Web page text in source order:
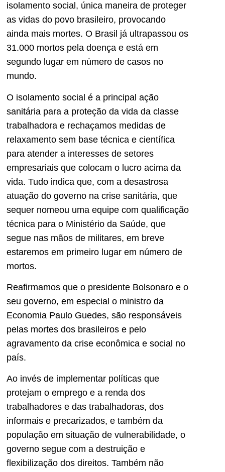
isolamento social, única maneira de proteger
as vidas do povo brasileiro, provocando
ainda mais mortes. O Brasil já ultrapassou os
31.000 mortos pela doença e está em
segundo lugar em número de casos no
mundo.
O isolamento social é a principal ação
sanitária para a proteção da vida da classe
trabalhadora e rechaçamos medidas de
relaxamento sem base técnica e científica
para atender a interesses de setores
empresariais que colocam o lucro acima da
vida. Tudo indica que, com a desastrosa
atuação do governo na crise sanitária, que
sequer nomeou uma equipe com qualificação
técnica para o Ministério da Saúde, que
segue nas mãos de militares, em breve
estaremos em primeiro lugar em número de
mortos.
Reafirmamos que o presidente Bolsonaro e o
seu governo, em especial o ministro da
Economia Paulo Guedes, são responsáveis
pelas mortes dos brasileiros e pelo
agravamento da crise econômica e social no
país.
Ao invés de implementar políticas que
protejam o emprego e a renda dos
trabalhadores e das trabalhadoras, dos
informais e precarizados, e também da
população em situação de vulnerabilidade, o
governo segue com a destruição e
flexibilização dos direitos. Também não